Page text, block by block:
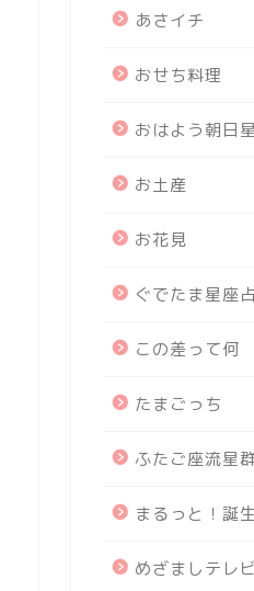
あさイチ
おせち料理
おはよう朝日
お土産
お花見
ぐでたま星座
この差って何
たまごっち
ふたご座流星
まるっと！誕
めざましテレビ